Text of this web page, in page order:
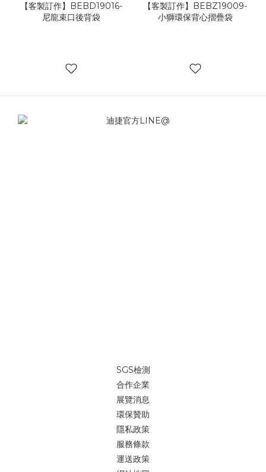
【客製訂作】BEBD19016-
尼龍束口後背袋
【客製訂作】BEBZ19009-
小獅環保背心摺疊袋
SGS檢測
合作企業
展覽消息
環保贊助
隱私政策
服務條款
運送政策